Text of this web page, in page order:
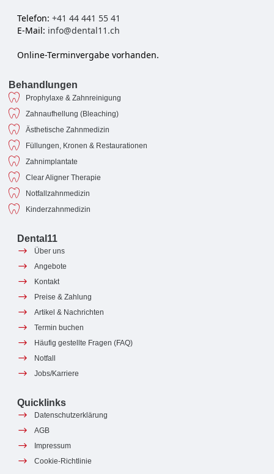
Telefon: +41 44 441 55 41
E-Mail: info@dental11.ch
Online-Terminvergabe vorhanden.
Behandlungen
Prophylaxe & Zahnreinigung
Zahnaufhellung (Bleaching)
Ästhetische Zahnmedizin
Füllungen, Kronen & Restaurationen
Zahnimplantate
Clear Aligner Therapie
Notfallzahnmedizin
Kinderzahnmedizin
Dental11
Über uns
Angebote
Kontakt
Preise & Zahlung
Artikel & Nachrichten
Termin buchen
Häufig gestellte Fragen (FAQ)
Notfall
Jobs/Karriere
Quicklinks
Datenschutzerklärung
AGB
Impressum
Cookie-Richtlinie